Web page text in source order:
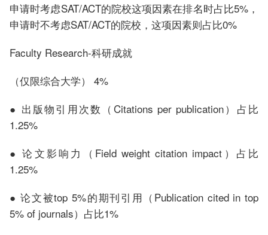
申请时考虑SAT/ACT的院校这项因素在排名时占比5%，
申请时不考虑SAT/ACT的院校，这项因素则占比0%
Faculty Research-科研成就
（仅限综合大学） 4%
● 出版物引用次数（Citations per publication）占比
1.25%
● 论文影响力（Field weight citation impact）占比
1.25%
● 论文被top 5%的期刊引用（Publication cited in top
5% of journals）占比1%